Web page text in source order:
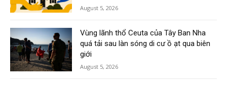
August 5, 2026
Vùng lãnh thổ Ceuta của Tây Ban Nha
quá tải sau làn sóng di cư ồ ạt qua biên
giới
August 5, 2026